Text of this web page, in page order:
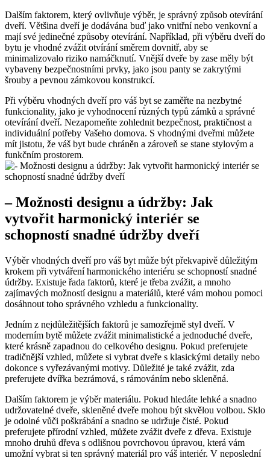
Dalším faktorem, který ovlivňuje⁢ výběr, je správný způsob otevírání
dveří. Většina⁣ dveří je dodávána buď jako vnitřní nebo venkovní a
mají⁣ své jedinečné způsoby otevírání. Například, při výběru dveří do
bytu je vhodné ⁣zvážit⁤ otvírání směrem dovnitř, aby se
minimalizovalo riziko namáčknutí. Vnější dveře by zase měly být
vybaveny bezpečnostními prvky, ‍jako jsou panty se zakrytými
šrouby a pevnou zámkovou konstrukcí.
Při výběru ‍vhodných dveří pro váš byt se ​zaměřte na nezbytné
⁣funkcionality, jako je vyhodnocení různých typů zámků a správné
otevírání dveří. Nezapomeňte‌ zohlednit bezpečnost, praktičnost a‍
individuální potřeby ‍Vašeho domova. S vhodnými dveřmi můžete
mít jistotu, ⁢že váš byt bude chráněn a zároveň se stane stylovým‌ a
‌funkčním prostorem.
– ⁢Možnosti designu a údržby: Jak
vytvořit harmonický interiér se
schopností snadné údržby dveří
Výběr vhodných dveří pro váš ⁢byt může být překvapivě důležitým
krokem při vytváření harmonického interiéru se schopností snadné
údržby. Existuje řada faktorů, které je třeba zvážit, a mnoho
zajímavých možností ⁣designu a materiálů, které vám mohou pomoci
dosáhnout toho správného vzhledu a ⁢funkcionality.
Jedním z nejdůležitějších faktorů je samozřejmě styl dveří. V
‍moderním bytě můžete zvážit minimalistické ​a jednoduché dveře,
které krásně zapadnou do celkového designu. Pokud preferujete
tradičnější vzhled, můžete si vybrat dveře s klasickými detaily nebo
dokonce⁣ s vyřezávanými‌ motivy. Důležité je také zvážit, zda
preferujete dvířka bezrámová, s rámováním⁣ nebo skleněná.
Dalším faktorem je výběr materiálu. Pokud hledáte lehké a snadno
udržovatelné dveře, skleněné dveře mohou být skvělou volbou. Sklo
je⁢ odolné ​vůči poškrábání ⁢a snadno se udržuje čisté. Pokud
preferujete přírodní vzhled, můžete zvážit dveře ⁣z dřeva. Existuje
mnoho‍ druhů dřeva s odlišnou⁤ povrchovou úpravou, ​která vám
umožní vybrat si ten správný materiál pro váš interiér. V neposlední